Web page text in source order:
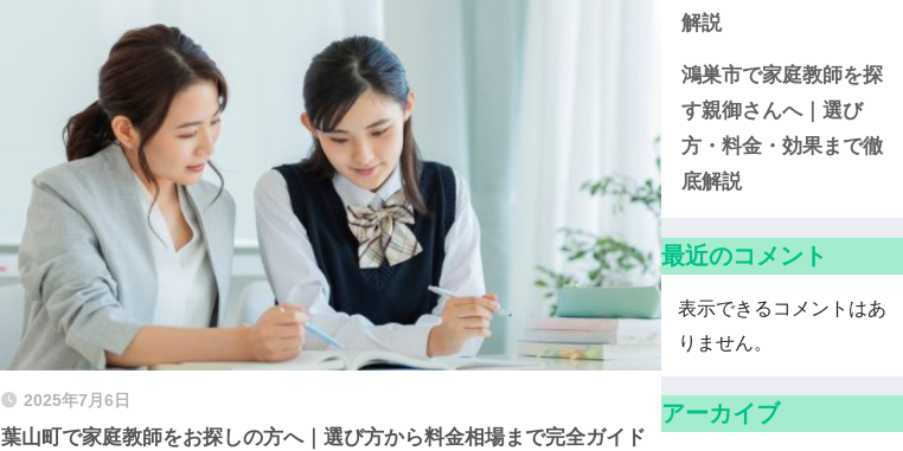
2025年7月6日
葉山町で家庭教師をお探しの方へ｜選び方から料金相場まで完全ガイド
解説
鴻巣市で家庭教師を探
す親御さんへ｜選び
方・料金・効果まで徹
底解説
最近のコメント
表示できるコメントはあ
りません。
アーカイブ